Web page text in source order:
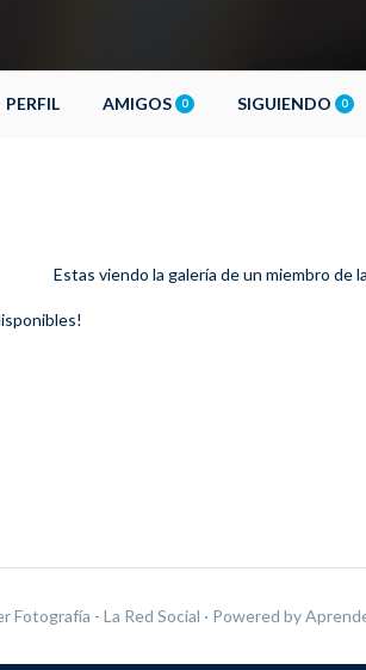
PERFIL AMIGOS 0 SIGUIENDO 0
Estas viendo la galería de un miembro de
Fotografía - La Red Social · Powered by